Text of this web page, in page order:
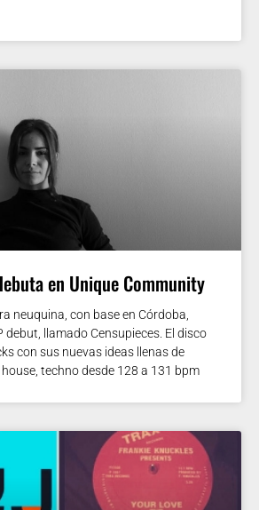
en Unique Community
neuquina, con base en Córdoba,
debut, llamado Censupieces. El disco
con sus nuevas ideas llenas de
techno desde 128 a 131 bpm